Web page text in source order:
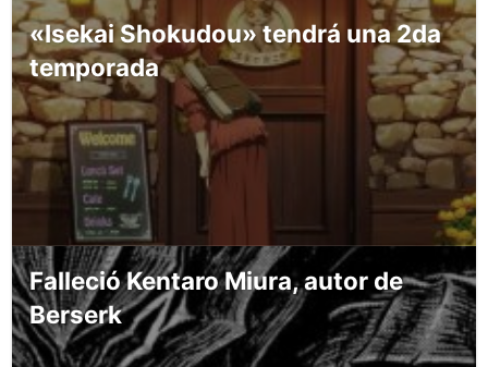
«Isekai Shokudou» tendrá una 2da
temporada
Falleció Kentaro Miura, autor de
Berserk